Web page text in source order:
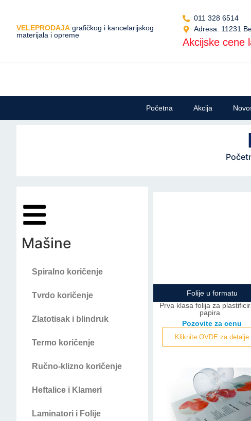
VELEPRODAJA grafičkog i kancelarijskog
materijala i opreme
011 328 6514
Adresa: 11231
Akcijske cene
Početna Akcija
Mašine
Spiralno koričenje
Tvrdo koričenje
Zlatotisak i blindruk
Termo koričenje
Ručno-klizno koričenje
Heftalice i Klameri
Laminatori i Folije
Folije u formatu
Prva klasa folija za
papira
Pozovite za cenu
Kliknite OVDE za detalje